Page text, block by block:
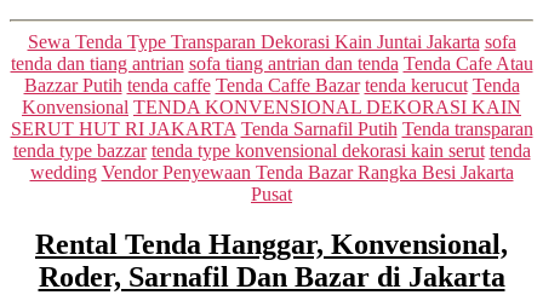
Categories
Sewa Tenda Type Transparan Dekorasi Kain Juntai Jakarta sofa
tenda dan tiang antrian sofa tiang antrian dan tenda Tenda Cafe Atau
Bazzar Putih tenda caffe Tenda Caffe Bazar tenda kerucut Tenda
Konvensional TENDA KONVENSIONAL DEKORASI KAIN
SERUT HUT RI JAKARTA Tenda Sarnafil Putih Tenda transparan
tenda type bazzar tenda type konvensional dekorasi kain serut tenda
wedding Vendor Penyewaan Tenda Bazar Rangka Besi Jakarta
Pusat
Rental Tenda Hanggar, Konvensional,
Roder, Sarnafil Dan Bazar di Jakarta